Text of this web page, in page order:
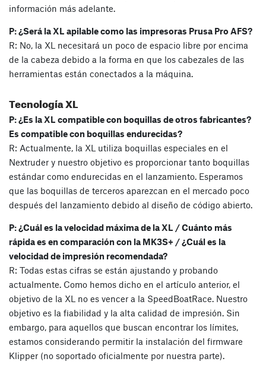
información más adelante.
P: ¿Será la XL apilable como las impresoras Prusa Pro AFS?
R: No, la XL necesitará un poco de espacio libre por encima
de la cabeza debido a la forma en que los cabezales de las
herramientas están conectados a la máquina.
Tecnología XL
P: ¿Es la XL compatible con boquillas de otros fabricantes?
Es compatible con boquillas endurecidas?
R: Actualmente, la XL utiliza boquillas especiales en el
Nextruder y nuestro objetivo es proporcionar tanto boquillas
estándar como endurecidas en el lanzamiento. Esperamos
que las boquillas de terceros aparezcan en el mercado poco
después del lanzamiento debido al diseño de código abierto.
P: ¿Cuál es la velocidad máxima de la XL / Cuánto más
rápida es en comparación con la MK3S+ / ¿Cuál es la
velocidad de impresión recomendada?
R: Todas estas cifras se están ajustando y probando
actualmente. Como hemos dicho en el artículo anterior, el
objetivo de la XL no es vencer a la SpeedBoatRace. Nuestro
objetivo es la fiabilidad y la alta calidad de impresión. Sin
embargo, para aquellos que buscan encontrar los límites,
estamos considerando permitir la instalación del firmware
Klipper (no soportado oficialmente por nuestra parte).